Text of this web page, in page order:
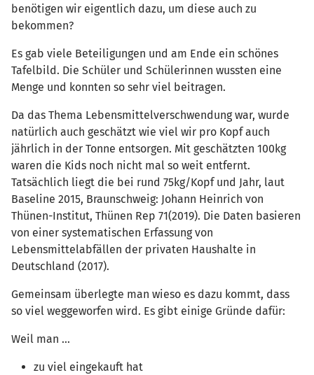
benötigen wir eigentlich dazu, um diese auch zu
bekommen?
Es gab viele Beteiligungen und am Ende ein schönes
Tafelbild. Die Schüler und Schülerinnen wussten eine
Menge und konnten so sehr viel beitragen.
Da das Thema Lebensmittelverschwendung war, wurde
natürlich auch geschätzt wie viel wir pro Kopf auch
jährlich in der Tonne entsorgen. Mit geschätzten 100kg
waren die Kids noch nicht mal so weit entfernt.
Tatsächlich liegt die bei rund 75kg/Kopf und Jahr, laut
Baseline 2015, Braunschweig: Johann Heinrich von
Thünen-Institut, Thünen Rep 71(2019). Die Daten basieren
von einer systematischen Erfassung von
Lebensmittelabfällen der privaten Haushalte in
Deutschland (2017).
Gemeinsam überlegte man wieso es dazu kommt, dass
so viel weggeworfen wird. Es gibt einige Gründe dafür:
Weil man ...
zu viel eingekauft hat